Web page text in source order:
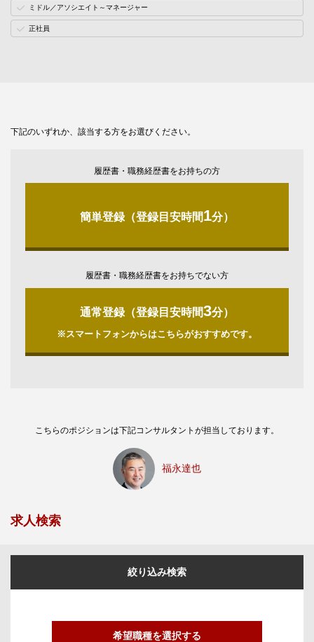
ミドル／アソシエイト～マネージャー
正社員
下記のいずれか、該当する方をお選びください。
履歴書・職務経歴書をお持ちの方
簡単登録（登録目安時間1分）
履歴書・職務経歴書をお持ちでない方
通常登録（登録目安時間3分）
※スマートフォンからはこちらがおすすめです。
こちらのポジションは下記コンサルタントが担当しております。
福永達也
求人検索
絞り込み検索
希望職種を選択する